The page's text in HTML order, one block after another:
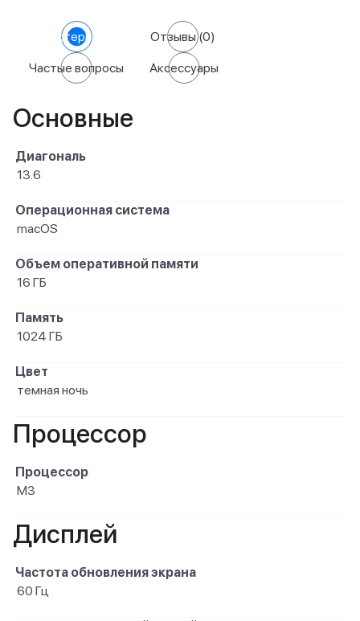
Характеристики Отзывы(0)
Частые вопросы Аксессуары
Основные
Диагональ
13.6
Операционная система
macOS
Объем оперативной памяти
16 ГБ
Память
1024 ГБ
Цвет
темная ночь
Процессор
Процессор
M3
Дисплей
Частота обновления экрана
60 Гц